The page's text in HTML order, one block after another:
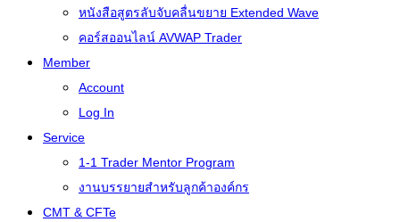
หนังสือสูตรลับจับคลื่นขยาย Extended Wave
คอร์สออนไลน์ AVWAP Trader
Member
Account
Log In
Service
1-1 Trader Mentor Program
งานบรรยายสำหรับลูกค้าองค์กร
CMT & CFTe